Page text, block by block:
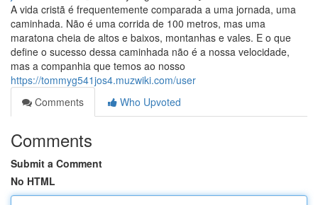
A vida cristã é frequentemente comparada a uma jornada, uma
caminhada. Não é uma corrida de 100 metros, mas uma
maratona cheia de altos e baixos, montanhas e vales. E o que
define o sucesso dessa caminhada não é a nossa velocidade,
mas a companhia que temos ao nosso
https://tommyg541jos4.muzwiki.com/user
Comments
Who Upvoted
Comments
Submit a Comment
No HTML